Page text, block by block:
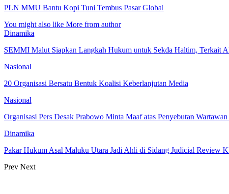
PLN MMU Bantu Kopi Tuni Tembus Pasar Global
You might also like More from author
Dinamika
SEMMI Malut Siapkan Langkah Hukum untuk Sekda Haltim, Terkait
Nasional
20 Organisasi Bersatu Bentuk Koalisi Keberlanjutan Media
Nasional
Organisasi Pers Desak Prabowo Minta Maaf atas Penyebutan
Dinamika
Pakar Hukum Asal Maluku Utara Jadi Ahli di Sidang Judicial Review
Prev Next